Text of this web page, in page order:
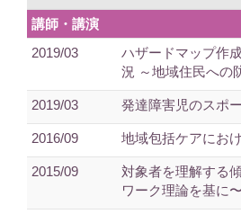
講師・講演
2019/03
ハザードマップ作
況 ～地域住民への
2019/03 発達障害児のスポ
2016/09 地域包括ケアにお
2015/09
対象者を理解する
ワーク理論を基に〜